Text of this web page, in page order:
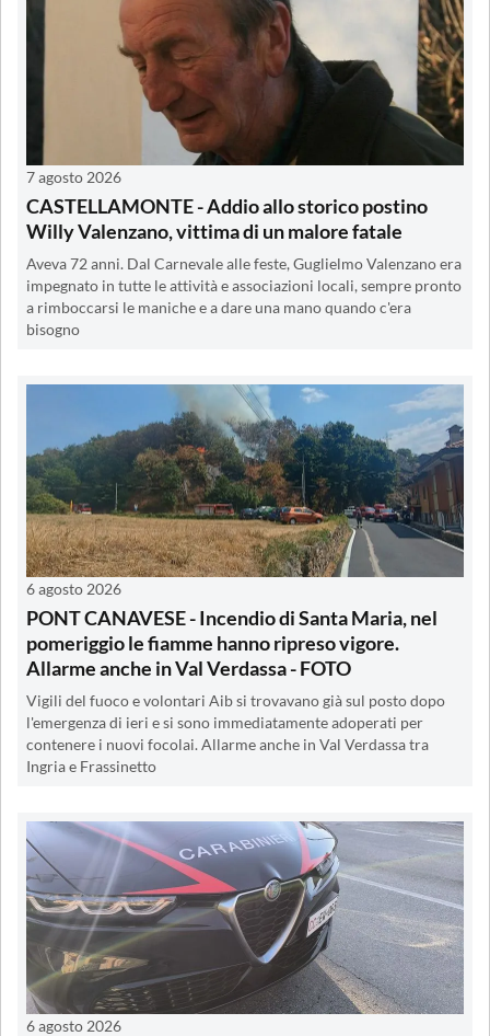
7 agosto 2026
CASTELLAMONTE - Addio allo storico postino
Willy Valenzano, vittima di un malore fatale
Aveva 72 anni. Dal Carnevale alle feste, Guglielmo Valenzano era
impegnato in tutte le attività e associazioni locali, sempre pronto
a rimboccarsi le maniche e a dare una mano quando c'era
bisogno
6 agosto 2026
PONT CANAVESE - Incendio di Santa Maria, nel
pomeriggio le fiamme hanno ripreso vigore.
Allarme anche in Val Verdassa - FOTO
Vigili del fuoco e volontari Aib si trovavano già sul posto dopo
l'emergenza di ieri e si sono immediatamente adoperati per
contenere i nuovi focolai. Allarme anche in Val Verdassa tra
Ingria e Frassinetto
6 agosto 2026